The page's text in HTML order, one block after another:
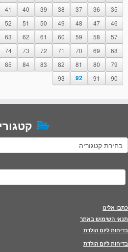
35
36
37
38
39
40
41
46
47
48
49
50
51
52
57
58
59
60
61
62
63
68
69
70
71
72
73
74
79
80
81
82
83
84
85
90
91
92
93
קטגוריות
כתבו אלינו
תנאי השימוש באתר
בדיחות ליום הולדת
בדיחות ליום הולדת